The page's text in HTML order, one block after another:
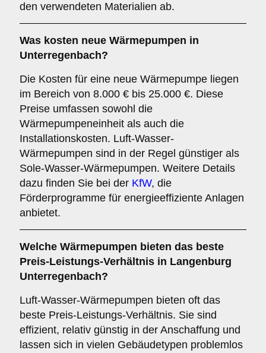
den verwendeten Materialien ab.
Was kosten neue Wärmepumpen in
Unterregenbach?
Die Kosten für eine neue Wärmepumpe liegen
im Bereich von 8.000 € bis 25.000 €. Diese
Preise umfassen sowohl die
Wärmepumpeneinheit als auch die
Installationskosten. Luft-Wasser-
Wärmepumpen sind in der Regel günstiger als
Sole-Wasser-Wärmepumpen. Weitere Details
dazu finden Sie bei der KfW, die
Förderprogramme für energieeffiziente Anlagen
anbietet.
Welche Wärmepumpen bieten das beste
Preis-Leistungs-Verhältnis in Langenburg
Unterregenbach?
Luft-Wasser-Wärmepumpen bieten oft das
beste Preis-Leistungs-Verhältnis. Sie sind
effizient, relativ günstig in der Anschaffung und
lassen sich in vielen Gebäudetypen problemlos